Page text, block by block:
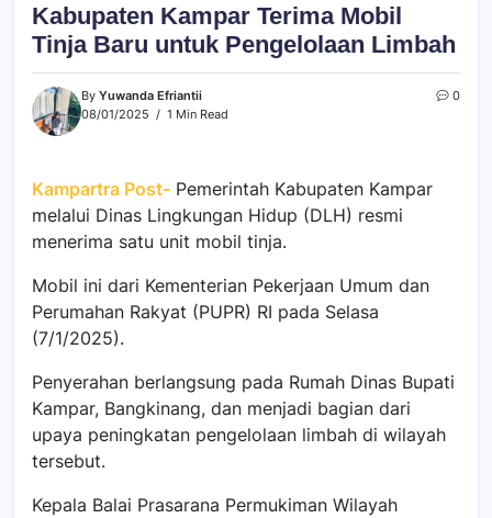
Kabupaten Kampar Terima Mobil
Tinja Baru untuk Pengelolaan Limbah
By Yuwanda Efriantii
08/01/2025
1 Min Read
0
Kampartra Post- Pemerintah Kabupaten Kampar
melalui Dinas Lingkungan Hidup (DLH) resmi
menerima satu unit mobil tinja.
Mobil ini dari Kementerian Pekerjaan Umum dan
Perumahan Rakyat (PUPR) RI pada Selasa
(7/1/2025).
Penyerahan berlangsung pada Rumah Dinas Bupati
Kampar, Bangkinang, dan menjadi bagian dari
upaya peningkatan pengelolaan limbah di wilayah
tersebut.
Kepala Balai Prasarana Permukiman Wilayah